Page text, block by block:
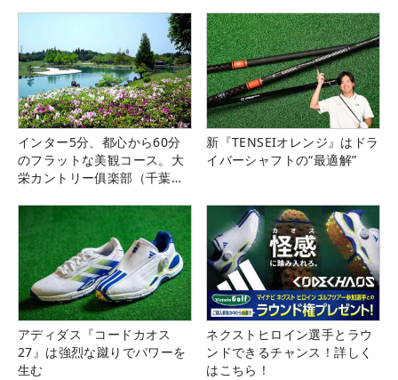
インター5分、都心から60分
のフラットな美観コース。大
栄カントリー俱楽部（千葉
新『TENSEIオレンジ』はドラ
イバーシャフトの“最適解”
アディダス『コードカオス
27』は強烈な蹴りでパワーを
生む
ネクストヒロイン選手とラウ
ンドできるチャンス！詳しく
はこちら！